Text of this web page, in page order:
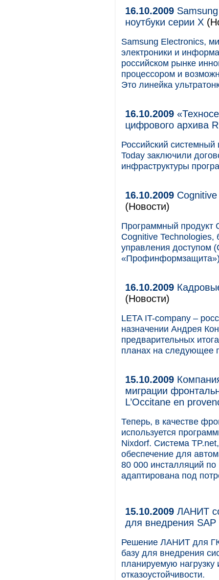
16.10.2009
ноутбуки серии Х
Samsung Electronics,
электроники и
российском рынке
процессором и
Это линейка
16.10.2009
цифрового архива
Российский системный
Today заключили
инфраструктуры
16.10.2009
(Новости)
Программный продукт
Cognitive Technologies,
управления доступом
16.10.2009
(Новости)
LETA IT-company –
назначении Андрея
предварительных
планах на следующее
15.10.2009
миграции
L’Occitane en
Теперь, в качестве
используется
Nixdorf. Система
обеспечение для
80 000 инсталляций
адаптирована под
15.10.2009 ЛАНИТ
для внедрения
Решение ЛАНИТ для
базу для внедрения
планируемую нагрузку
отказоустойчивости.